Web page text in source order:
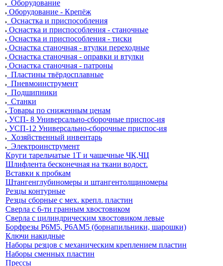
Оборудование
Оборудование - Крепёж
Оснастка и приспособления
Оснастка и приспособления - станочные
Оснастка и приспособления - тиски
Оснастка станочная - втулки переходные
Оснастка станочная - оправки и втулки
Оснастка станочная - патроны
Пластины твёрдосплавные
Пневмоинструмент
Подшипники
Станки
Товары по сниженным ценам
УСП- 8 Универсально-сборочные приспос-ия
УСП-12 Универсально-сборочные приспос-ия
Хозяйственный инвентарь
Электроинструмент
Круги тарельчатые 1Т и чашечные ЧК,ЧЦ
Шлифлента бесконечная на ткани водост.
Вставки к пробкам
Штангенглубиномеры и штангентолщиномеры
Резцы контурные
Резцы сборные с мех. крепл. пластин
Сверла с 6-ти гранным хвостовиком
Сверла с цилиндрическим хвостовиком левые
Борфрезы Р6М5, Р6АМ5 (борнапильники, шарошки)
Ключи накидные
Наборы резцов с механическим креплением пластин
Наборы сменных пластин
Прессы